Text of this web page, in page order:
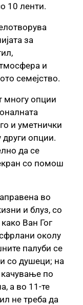
10 ленти.
за
и
семејство.
многу опции
и уметнички
други опции.
да се
со помош
во
и блуз, со
Ван Гог
околу
палуби се
со душеци; на
качување по
а во 11-те
не треба да